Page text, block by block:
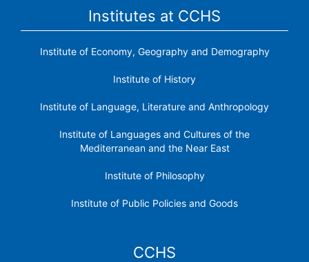
Institutes at CCHS
Institute of Economy, Geography and Demography
Institute of History
Institute of Language, Literature and Anthropology
Institute of Languages ​​and Cultures of the
Mediterranean and the Near East
Institute of Philosophy
Institute of Public Policies and Goods
CCHS